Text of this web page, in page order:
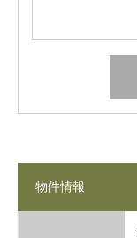
物件情報